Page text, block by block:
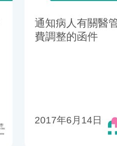
通知病人有關醫
費調整的函件
2017年6月14日